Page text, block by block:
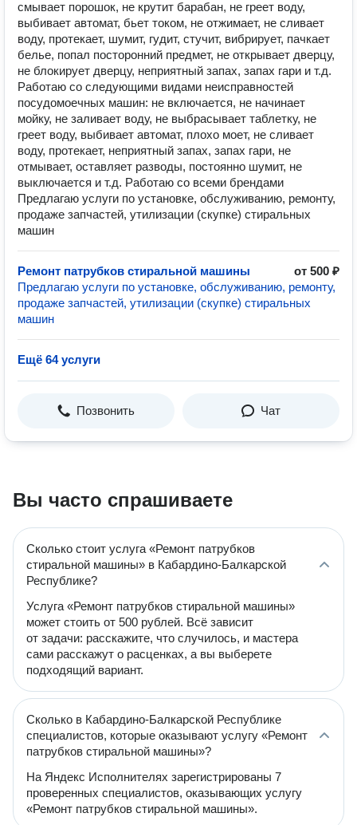
смывает порошок, не крутит барабан, не греет воду,
выбивает автомат, бьет током, не отжимает, не сливает
воду, протекает, шумит, гудит, стучит, вибрирует, пачкает
белье, попал посторонний предмет, не открывает дверцу,
не блокирует дверцу, неприятный запах, запах гари и т.д.
Работаю со следующими видами неисправностей
посудомоечных машин: не включается, не начинает
мойку, не заливает воду, не выбрасывает таблетку, не
греет воду, выбивает автомат, плохо моет, не сливает
воду, протекает, неприятный запах, запах гари, не
отмывает, оставляет разводы, постоянно шумит, не
выключается и т.д. Работаю со всеми брендами
Предлагаю услуги по установке, обслуживанию, ремонту,
продаже запчастей, утилизации (скупке) стиральных
машин
Ремонт патрубков стиральной машины
от 500 ₽
Предлагаю услуги по установке, обслуживанию, ремонту,
продаже запчастей, утилизации (скупке) стиральных
машин
Ещё 64 услуги
Позвонить Чат
Вы часто спрашиваете
Сколько стоит услуга «Ремонт патрубков
стиральной машины» в Кабардино-Балкарской
Республике?
Услуга «Ремонт патрубков стиральной машины»
может стоить от 500 рублей. Всё зависит
от задачи: расскажите, что случилось, и мастера
сами расскажут о расценках, а вы выберете
подходящий вариант.
Сколько в Кабардино-Балкарской Республике
специалистов, которые оказывают услугу «Ремонт
патрубков стиральной машины»?
На Яндекс Исполнителях зарегистрированы 7
проверенных специалистов, оказывающих услугу
«Ремонт патрубков стиральной машины».